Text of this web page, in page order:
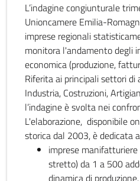
L’indagine congiunturale
Unioncamere Emilia-
imprese regionali
monitora l'andamento degli
economica (produzione,
Riferita ai principali settori
Industria, Costruzioni,
l’indagine è svolta nei
L'elaborazione, disponibile
storica dal 2003, è dedicata
imprese
stretto) da 1 a 500
dinamica di